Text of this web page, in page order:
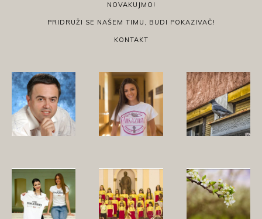
NOVAKUJMO!
PRIDRUŽI SE NAŠEM TIMU, BUDI POKAZIVAČ!
KONTAKT